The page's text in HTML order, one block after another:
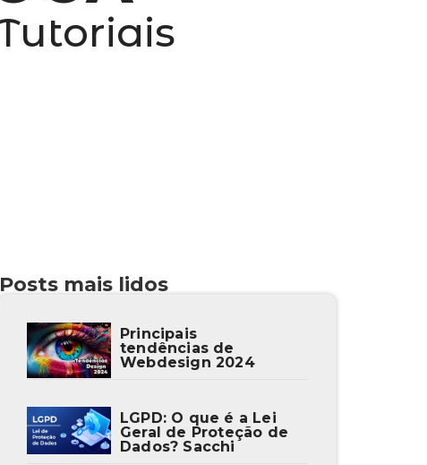
Posts mais lidos
Principais
tendências de
Webdesign 2024
LGPD: O que é a Lei
Geral de Proteção de
Dados? Sacchi